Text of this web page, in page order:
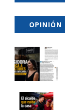
OPINIÓN